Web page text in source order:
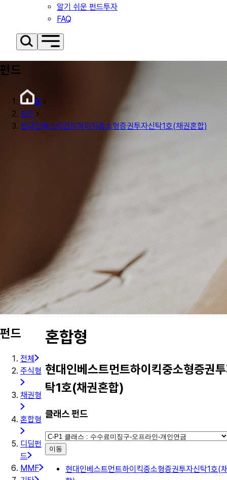
알기 쉬운 펀드투자
FAQ
펀드
홈
펀드
현대인베스트먼트하이킥중소형증권투자신탁1호(채권혼합)
펀드
전체
주식형
채권형
혼합형
디딤펀
드
MMF
혼합형
현대인베스트먼트하이킥중소형증권
탁1호(채권혼합)
클래스 펀드
이동
현대인베스트먼트하이킥중소형증권투자신탁1호(